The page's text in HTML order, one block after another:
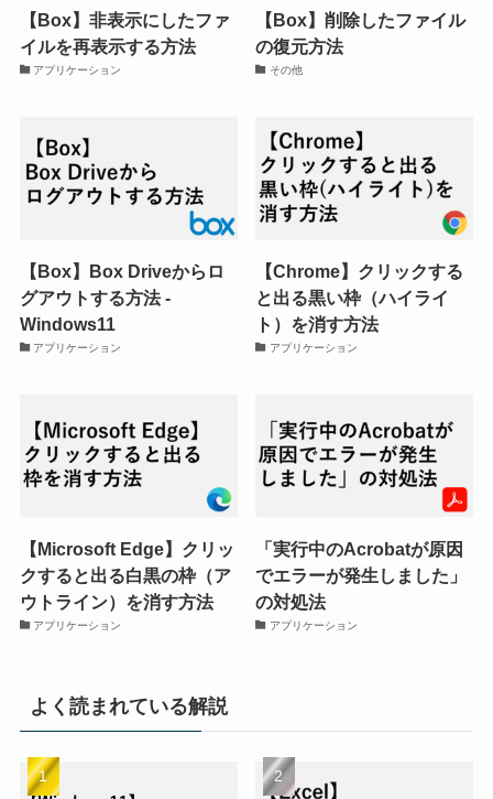
【Box】非表示にしたファ
イルを再表示する方法
アプリケーション
【Box】削除したファイル
の復元方法
その他
【Box】Box Driveからロ
グアウトする方法 -
Windows11
アプリケーション
【Chrome】クリックする
と出る黒い枠（ハイライ
ト）を消す方法
アプリケーション
【Microsoft Edge】クリッ
クすると出る白黒の枠（ア
ウトライン）を消す方法
アプリケーション
「実行中のAcrobatが原因
でエラーが発生しました」
の対処法
アプリケーション
よく読まれている解説